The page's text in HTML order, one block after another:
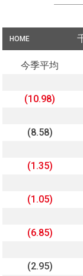
HOME
今季平均
(10.98)
(8.58)
(1.35)
(1.05)
(6.85)
(2.95)